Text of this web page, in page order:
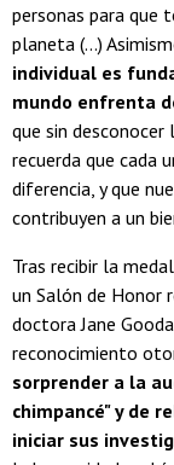
personas para que
planeta (...)
individual es
mundo enfrenta
que sin
recuerda que cada
diferencia, y que
contribuyen a un
Tras recibir la
un Salón de Honor
doctora Jane
reconocimiento
sorprender a la
chimpancé" y de
iniciar sus